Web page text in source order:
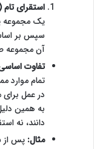
استقرای
یک مجموعه
سپس بر
آن مجموعه
تفاوت
تمام موارد
در عمل
به همین
دانند، نه
مثال: پس از